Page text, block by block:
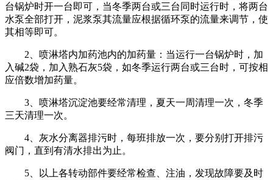
台锅炉时开一台即可，当冬季两台或三台同时运行时，将两台
水泵全部打开，泥浆泵其流量应根据循环泵的流量来调节，使
其相等即可。
2、喷淋塔内加药池内的加药量：当运行一台锅炉时，加
入碱2袋，加入熟石灰5袋，如冬季运行两台或三台时，可按相
应倍数增加药量。
3、喷淋塔沉淀池要经常清理，夏天一周清理一次，冬季
三天清理一次。
4、灰水分离器排污时，每班排放一次，要分别打开排污
阀门，直到有清水排出为止。
5、以上各转动部件要经常检查、注油，发现故障要及时